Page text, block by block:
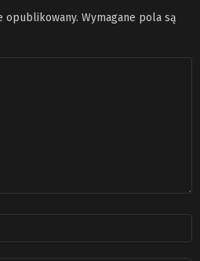
opublikowany. Wymagane pola są